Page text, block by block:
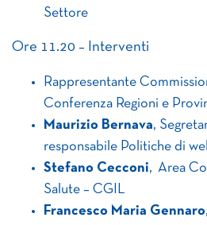
Settore
Ore 11.20 – Interventi
Rappresentante
Conferenza Regioni e
Maurizio Bernava,
responsabile Politiche di
Stefano Cecconi, Area
Salute – CGIL
Francesco Maria Gennaro